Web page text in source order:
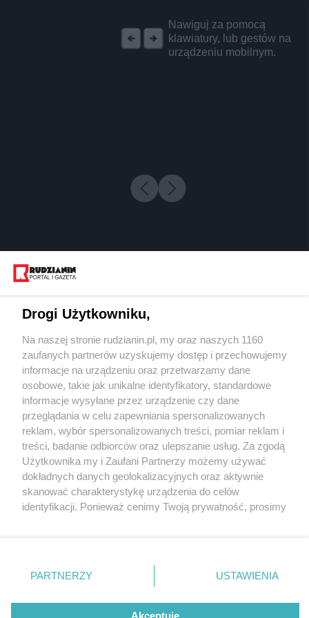
Nawiguj za pomocą
klawiatury, lub gestów na
urządzeniu mobilnym.
1 / 0
Wydawca mediów
Nie zapomnij
zapoznać się z:
polityką prywatności regulamin korzystania z portali
Twojemiasto
Piekary Śląskie
Chorzów
Tarnowskie Góry
Gliwice
Skontakuj sięz nami
Kontakt
Wydawca
Redakcja
Drogi Użytkowniku,
Na naszej stronie rudzianin.pl, my oraz naszych 1160
zaufanych partnerów uzyskujemy dostęp i przechowujemy
informacje na urządzeniu oraz przetwarzamy dane
osobowe, takie jak unikalne identyfikatory, standardowe
informacje wysyłane przez urządzenie czy dane
przeglądania w celu zapewniania spersonalizowanych
reklam, wybór spersonalizowanych treści, pomiar reklam i
treści, badanie odbiorców oraz ulepszanie usług. Za zgodą
Użytkownika my i Zaufani Partnerzy możemy używać
dokładnych danych geolokalizacyjnych oraz aktywnie
skanować charakterystykę urządzenia do celów
identyfikacji. Ponieważ cenimy Twoją prywatność, prosimy
prywatności znajdujący się w lewym dolnym rogu strony
. Niektóre rodzaje przetwarzania danych nie wymagają
zgody użytkownika, ale masz prawo sprzeciwić się
takiemu przetwarzaniu. Preferencje będą miały
PARTNERZY USTAWIENIA
Akceptuję